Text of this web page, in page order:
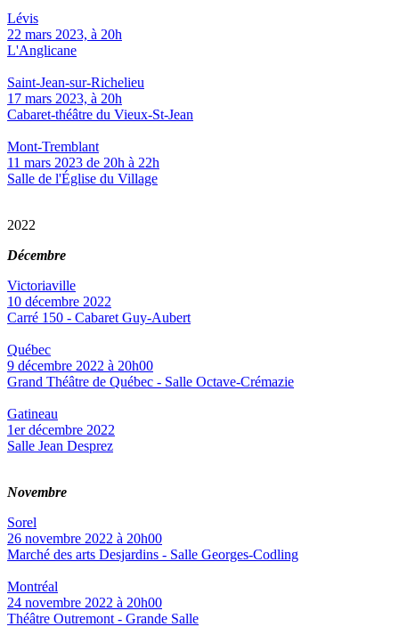
Lévis
22 mars 2023, à 20h
L'Anglicane
Saint-Jean-sur-Richelieu
17 mars 2023, à 20h
Cabaret-théâtre du Vieux-St-Jean
Mont-Tremblant
11 mars 2023 de 20h à 22h
Salle de l'Église du Village
2022
Décembre
Victoriaville
10 décembre 2022
Carré 150 - Cabaret Guy-Aubert
Québec
9 décembre 2022 à 20h00
Grand Théâtre de Québec - Salle Octave-Crémazie
Gatineau
1er décembre 2022
Salle Jean Desprez
Novembre
Sorel
26 novembre 2022 à 20h00
Marché des arts Desjardins - Salle Georges-Codling
Montréal
24 novembre 2022 à 20h00
Théâtre Outremont - Grande Salle